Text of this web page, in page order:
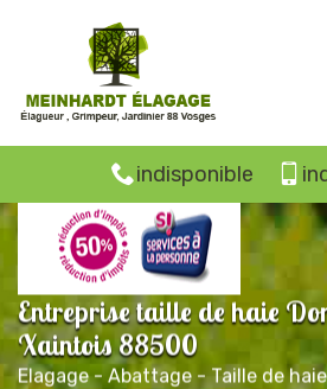
indisponible
Entreprise taille de haie
Xaintois 88500
Elagage - Abattage - Taille de